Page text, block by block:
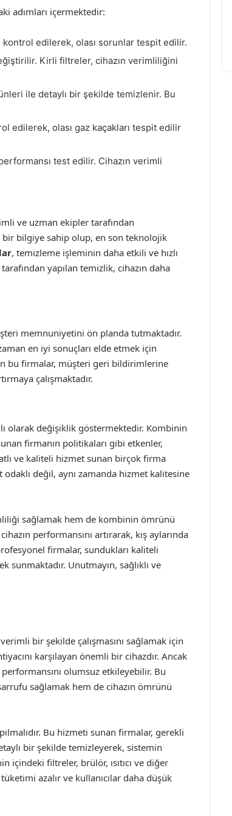
adımları içermektedir:
kontrol edilerek, olası sorunlar tespit edilir.
Kirli filtreler, cihazın verimliliğini
ile detaylı bir şekilde temizlenir. Bu
edilerek, olası gaz kaçakları tespit edilir
test edilir. Cihazın verimli
ve uzman ekipler tarafından
bir bilgiye sahip olup, en son teknolojik
, temizleme işleminin daha etkili ve hızlı
yapılan temizlik, cihazın daha
memnuniyetini ön planda tutmaktadır.
en iyi sonuçları elde etmek için
bu firmalar, müşteri geri bildirimlerine
çalışmaktadır.
olarak değişiklik göstermektedir. Kombinin
firmanın politikaları gibi etkenler,
ve kaliteli hizmet sunan birçok firma
değil, aynı zamanda hizmet kalitesine
sağlamak hem de kombinin ömrünü
performansını artırarak, kış aylarında
firmalar, sundukları kaliteli
Unutmayın, sağlıklı ve
bir şekilde çalışmasını sağlamak için
karşılayan önemli bir cihazdır. Ancak
olumsuz etkileyebilir. Bu
sağlamak hem de cihazın ömrünü
Bu hizmeti sunan firmalar, gerekli
bir şekilde temizleyerek, sistemin
içindeki filtreler, brülör, ısıtıcı ve diğer
azalır ve kullanıcılar daha düşük